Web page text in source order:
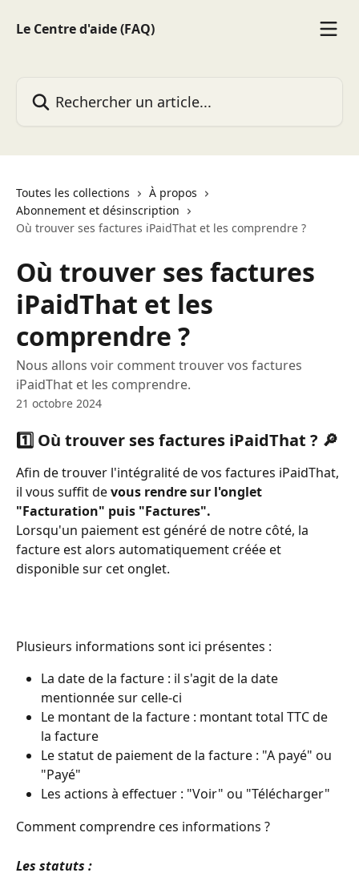
Le Centre d'aide (FAQ)
Toutes les collections
À propos
Abonnement et désinscription
Où trouver ses factures iPaidThat et les comprendre ?
Où trouver ses factures
iPaidThat et les
comprendre ?
Nous allons voir comment trouver vos factures
iPaidThat et les comprendre.
21 octobre 2024
1️⃣ Où trouver ses factures iPaidThat ? 🔎
Afin de trouver l'intégralité de vos factures iPaidThat,
il vous suffit de vous rendre sur l'onglet
"Facturation" puis "Factures".
Lorsqu'un paiement est généré de notre côté, la
facture est alors automatiquement créée et
disponible sur cet onglet.
Plusieurs informations sont ici présentes :
La date de la facture : il s'agit de la date
mentionnée sur celle-ci
Le montant de la facture : montant total TTC de
la facture
Le statut de paiement de la facture : "A payé" ou
"Payé"
Les actions à effectuer : "Voir" ou "Télécharger"
Comment comprendre ces informations ?
Les statuts :